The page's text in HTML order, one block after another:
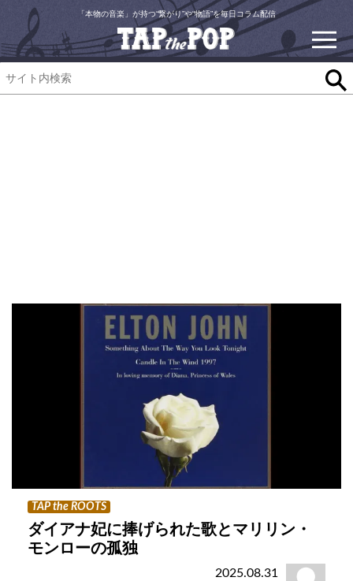
「本物の音楽」が持つ“繋がり”や“物語”を毎日コラム配信
TAP the ROOTS
ダイアナ妃に捧げられた歌とマリリン・
モンローの孤独
2025.08.31